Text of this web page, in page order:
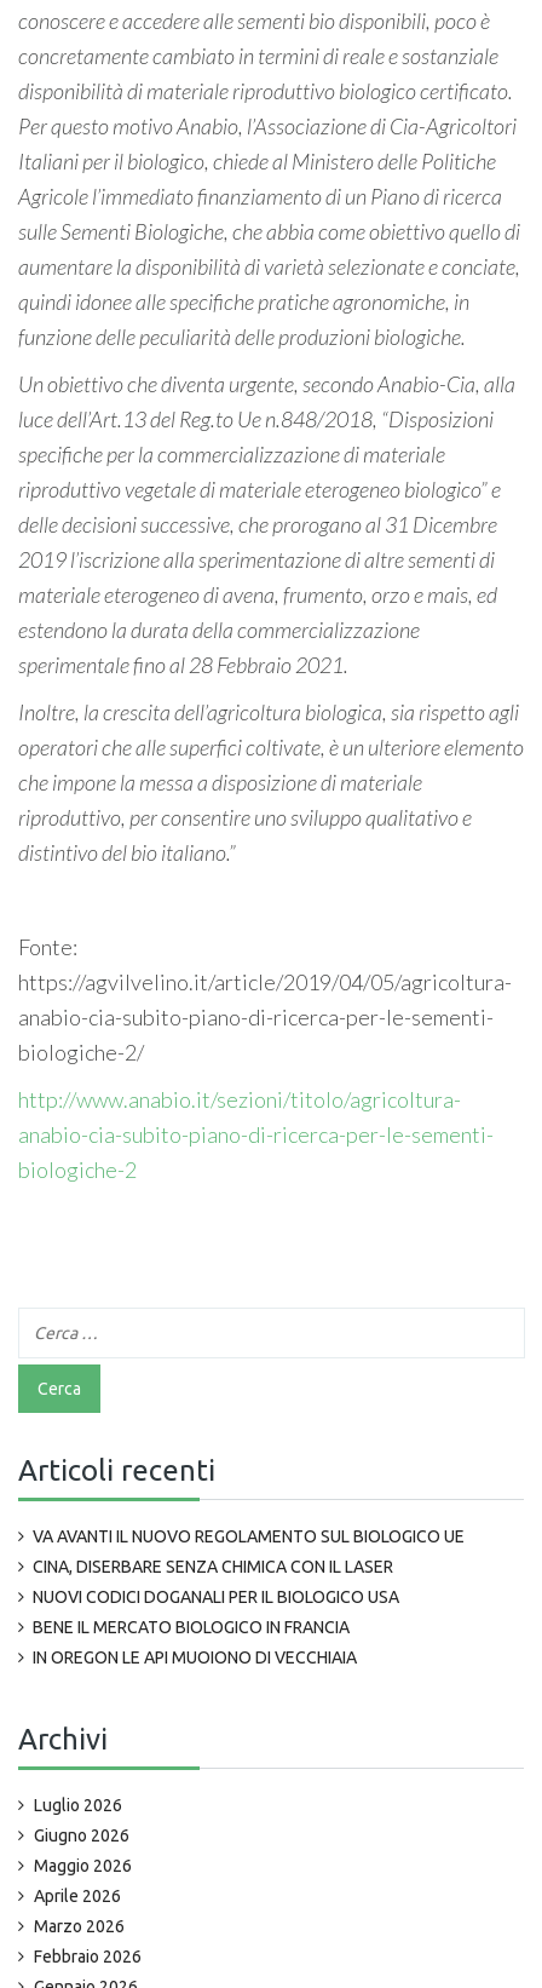
conoscere e accedere alle sementi bio disponibili, poco è
concretamente cambiato in termini di reale e sostanziale
disponibilità di materiale riproduttivo biologico certificato.
Per questo motivo Anabio, l’Associazione di Cia-Agricoltori
Italiani per il biologico, chiede al Ministero delle Politiche
Agricole l’immediato finanziamento di un Piano di ricerca
sulle Sementi Biologiche, che abbia come obiettivo quello di
aumentare la disponibilità di varietà selezionate e conciate,
quindi idonee alle specifiche pratiche agronomiche, in
funzione delle peculiarità delle produzioni biologiche.
Un obiettivo che diventa urgente, secondo Anabio-Cia, alla
luce dell’Art.13 del Reg.to Ue n.848/2018, “Disposizioni
specifiche per la commercializzazione di materiale
riproduttivo vegetale di materiale eterogeneo biologico” e
delle decisioni successive, che prorogano al 31 Dicembre
2019 l’iscrizione alla sperimentazione di altre sementi di
materiale eterogeneo di avena, frumento, orzo e mais, ed
estendono la durata della commercializzazione
sperimentale fino al 28 Febbraio 2021.
Inoltre, la crescita dell’agricoltura biologica, sia rispetto agli
operatori che alle superfici coltivate, è un ulteriore elemento
che impone la messa a disposizione di materiale
riproduttivo, per consentire uno sviluppo qualitativo e
distintivo del bio italiano.”
Fonte:
https://agvilvelino.it/article/2019/04/05/agricoltura-
anabio-cia-subito-piano-di-ricerca-per-le-sementi-
biologiche-2/
http://www.anabio.it/sezioni/titolo/agricoltura-
anabio-cia-subito-piano-di-ricerca-per-le-sementi-
biologiche-2
Articoli recenti
VA AVANTI IL NUOVO REGOLAMENTO SUL BIOLOGICO UE
CINA, DISERBARE SENZA CHIMICA CON IL LASER
NUOVI CODICI DOGANALI PER IL BIOLOGICO USA
BENE IL MERCATO BIOLOGICO IN FRANCIA
IN OREGON LE API MUOIONO DI VECCHIAIA
Archivi
Luglio 2026
Giugno 2026
Maggio 2026
Aprile 2026
Marzo 2026
Febbraio 2026